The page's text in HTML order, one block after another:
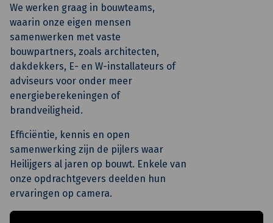
We werken graag in bouwteams,
waarin onze eigen mensen
samenwerken met vaste
bouwpartners, zoals architecten,
dakdekkers, E- en W-installateurs of
adviseurs voor onder meer
energieberekeningen of
brandveiligheid.
Efficiëntie, kennis en open
samenwerking zijn de pijlers waar
Heilijgers al jaren op bouwt. Enkele van
onze opdrachtgevers deelden hun
ervaringen op camera.